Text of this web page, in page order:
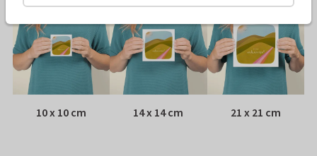
10 x 10 cm 14 x 14 cm 21 x 21 cm